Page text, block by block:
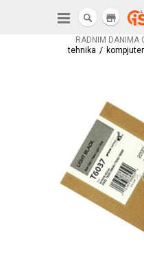
RADNIM DANIMA
store
tehnika /